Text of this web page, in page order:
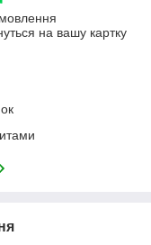
на вашу картку